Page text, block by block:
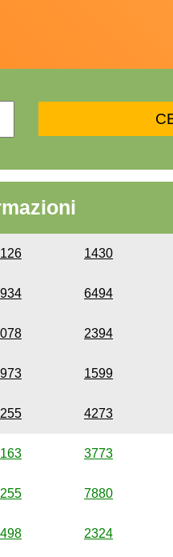
1430
6494
2394
1599
4273
3773
7880
2324